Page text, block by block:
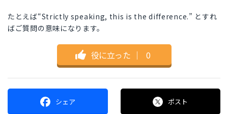
たとえば“Strictly speaking, this is the difference.” とすれ
ばご質問の意味になります。
役に立った ｜ 0
シェア ポスト